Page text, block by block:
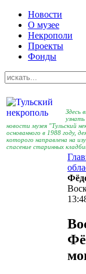
Новости
О музее
Некрополи
Проекты
Фонды
Здесь
новости музея "Тульский
основанного в 1988 году,
которого направлена на
спасение старинных